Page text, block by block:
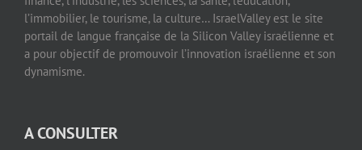
l’immobilier, le tourisme, la culture… IsraelValley est le site
portail de langue française de la Silicon Valley israélienne et
a pour objectif de promouvoir l’innovation israélienne et son
dynamisme.
A CONSULTER